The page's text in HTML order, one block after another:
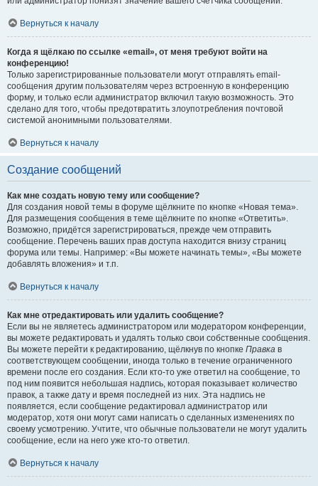
Вернуться к началу
Когда я щёлкаю по ссылке «email», от меня требуют войти на
конференцию!
Только зарегистрированные пользователи могут отправлять email-
сообщения другим пользователям через встроенную в конференцию
форму, и только если администратор включил такую возможность. Это
сделано для того, чтобы предотвратить злоупотребления почтовой
системой анонимными пользователями.
Вернуться к началу
Создание сообщений
Как мне создать новую тему или сообщение?
Для создания новой темы в форуме щёлкните по кнопке «Новая тема».
Для размещения сообщения в теме щёлкните по кнопке «Ответить».
Возможно, придётся зарегистрироваться, прежде чем отправить
сообщение. Перечень ваших прав доступа находится внизу страниц
форума или темы. Например: «Вы можете начинать темы», «Вы можете
добавлять вложения» и т.п.
Вернуться к началу
Как мне отредактировать или удалить сообщение?
Если вы не являетесь администратором или модератором конференции,
вы можете редактировать и удалять только свои собственные сообщения.
Вы можете перейти к редактированию, щёлкнув по кнопке Правка в
соответствующем сообщении, иногда только в течение ограниченного
времени после его создания. Если кто-то уже ответил на сообщение, то
под ним появится небольшая надпись, которая показывает количество
правок, а также дату и время последней из них. Эта надпись не
появляется, если сообщение редактировал администратор или
модератор, хотя они могут сами написать о сделанных изменениях по
своему усмотрению. Учтите, что обычные пользователи не могут удалить
сообщение, если на него уже кто-то ответил.
Вернуться к началу